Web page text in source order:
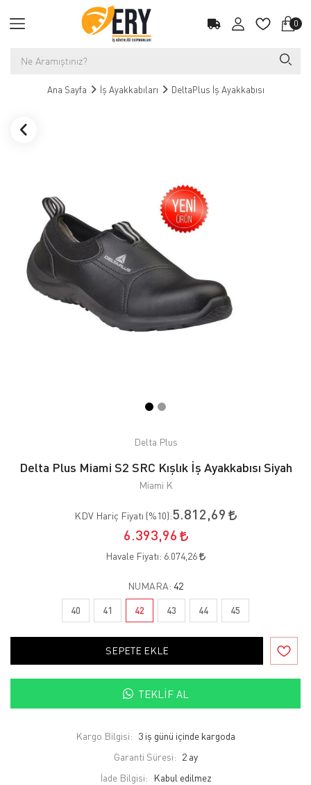
0
Ana Sayfa İş Ayakkabıları DeltaPlus İş Ayakkabısı
Delta Plus
Delta Plus Miami S2 SRC Kışlık İş Ayakkabısı Siyah
Miami K
KDV Hariç Fiyatı (%10):5.812,69
6.393,96
Havale Fiyatı: 6.074,26
NUMARA: 42
40 41 42 43 44 45
SEPETE EKLE
TEKLIF AL
Kargo Bilgisi: 3 iş günü içinde kargoda
Garanti Süresi: 2 ay
İade Bilgisi: